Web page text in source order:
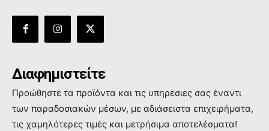
Διαφημιστείτε
Προώθηστε τα προϊόντα και τις υπηρεσιες σας έναντι
των παραδοσιακών μέσων, με αδιάσειστα επιχειρήματα,
τις χαμηλότερες τιμές και μετρήσιμα αποτελέσματα!